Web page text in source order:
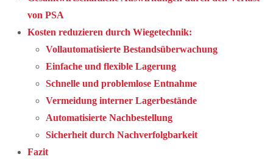
von PSA
Kosten reduzieren durch Wiegetechnik:
Vollautomatisierte Bestandsüberwachung
Einfache und flexible Lagerung
Schnelle und problemlose Entnahme
Vermeidung interner Lagerbestände
Automatisierte Nachbestellung
Sicherheit durch Nachverfolgbarkeit
Fazit